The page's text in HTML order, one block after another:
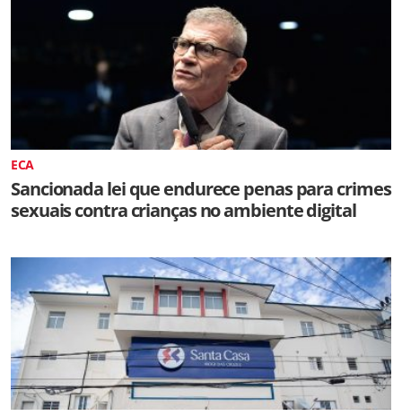
ECA
Sancionada lei que endurece penas para crimes
sexuais contra crianças no ambiente digital